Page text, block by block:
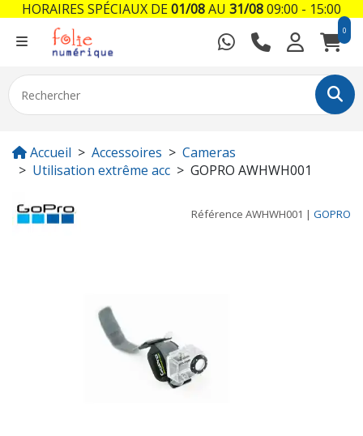
0
Accueil Accessoires
Cameras
Utilisation extrême acc
GOPRO AWHWH001
Référence AWHWH001 | GOPRO
HORAIRES SPÉCIAUX DE01/08AU 31/0809:00 - 15:00